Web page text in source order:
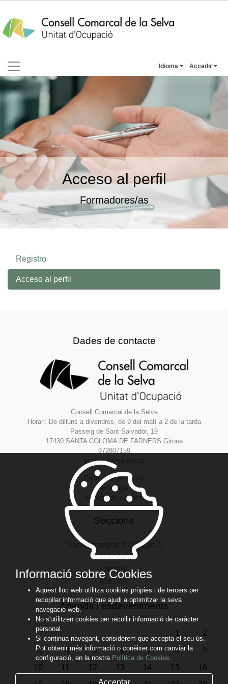
Idioma Accedir
Acceso al perfil
Formadores/as
Registro
Acceso al perfil
Dades de contacte
Consell Comarcal de la Selva
Horari: De dilluns a divendres, de 9 del matí a 2 de la tarda
Passeig de Sant Salvador, 19
17430 SANTA COLOMA DE FARNERS Girona
972807159
ocupacio@selva.cat
Política de privacitat
Avís legal
Política de cookies
Seccions
Servei Integral d'Ocupació
Sol·licitants
Ofertes
Agenda i esdeveniments
1
2
3
4 5 6 7 8
10
11 12 13 14 15
16
Informació sobre Cookies
Aquest lloc web utilitza cookies pròpies i de tercers per
recopilar informació que ajudi a optimitzar la seva
navegació web.
No s'utilitzen cookies per recollir informació de caràcter
personal.
Si continua navegant, considerem que accepta el seu ús.
Pot obtenir més informació o conèixer com canviar la
configuració, en la nostra Política de Cookies.
Acceptar